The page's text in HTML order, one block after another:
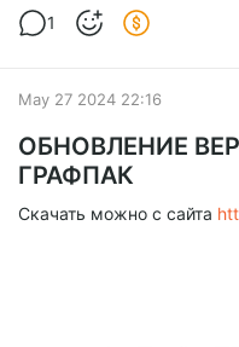
1
May 27 2024 22:16
ОБНОВЛЕНИЕ
ГРАФПАК
Скачать можно с сайта